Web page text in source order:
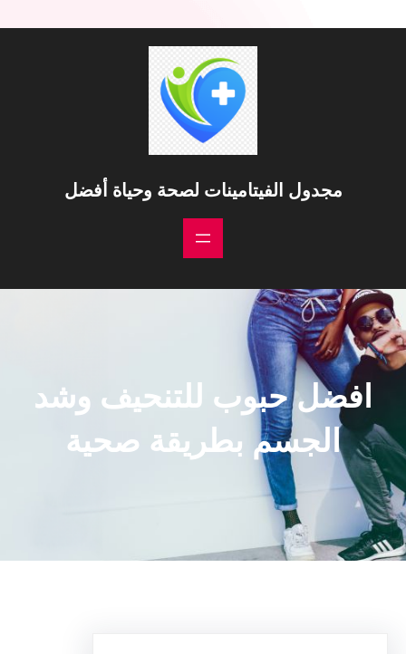
مجدول الفيتامينات لصحة وحياة أفضل
افضل حبوب للتنحيف وشد
الجسم بطريقة صحية